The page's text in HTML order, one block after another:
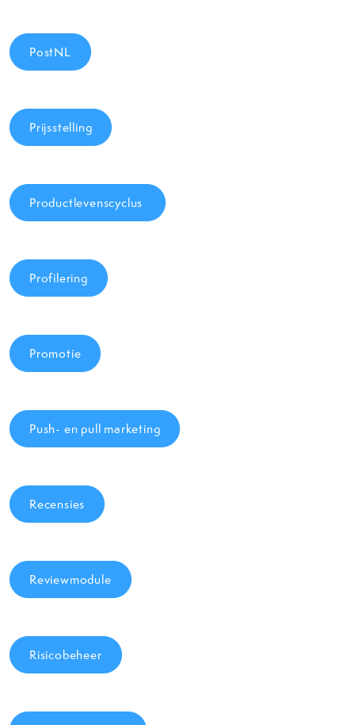
PostNL
Prijsstelling
Productlevenscyclus
Profilering
Promotie
Push- en pull marketing
Recensies
Reviewmodule
Risicobeheer